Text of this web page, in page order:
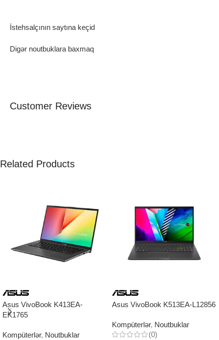
İstehsalçının saytına keçid
Digər noutbuklara baxmaq
Customer Reviews
Related Products
Asus VivoBook K413EA-
EK1765
Kompüterlər, Noutbuklar
Asus VivoBook K513EA-L12856
Kompüterlər, Noutbuklar
(0)